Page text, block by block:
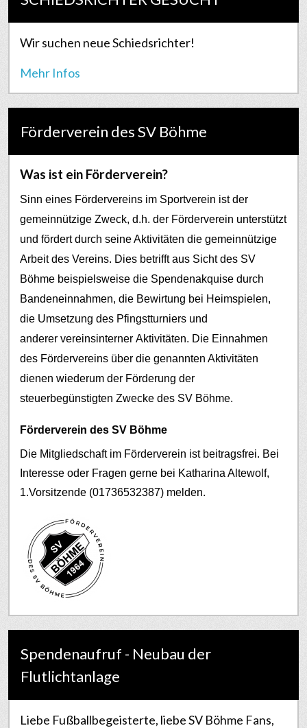
Wir suchen neue Schiedsrichter!
Mehr Infos
Förderverein des SV Böhme
Was ist ein Förderverein?
Sinn eines Fördervereins im Sportverein ist der
gemeinnützige Zweck, d.h. der Förderverein unterstützt
und fördert durch seine Aktivitäten die gemeinnützige
Arbeit des Vereins. Dies betrifft aus Sicht des SV
Böhme beispielsweise die Spendenakquise durch
Bandeneinnahmen, die Bewirtung bei Heimspielen,
die Umsetzung des Pfingstturniers und
anderer vereinsinterner Aktivitäten. Die Einnahmen
des Fördervereins über die genannten Aktivitäten
dienen wiederum der Förderung der
steuerbegünstigten Zwecke des SV Böhme.
Förderverein des SV Böhme
Die Mitgliedschaft im Förderverein ist beitragsfrei. Bei
Interesse oder Fragen gerne bei Katharina Altewolf,
1.Vorsitzende (01736532387) melden.
Spendenaufruf - Neubau der
Flutlichtanlage
Liebe Fußballbegeisterte, liebe SV Böhme Fans,